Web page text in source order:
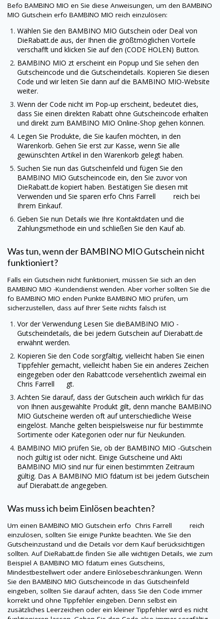
Befo BAMBINO MIO en Sie diese Anweisungen, um den BAMBINO
MIO Gutschein erfo BAMBINO MIO reich einzulösen:
Wählen Sie den BAMBINO MIO Gutschein oder Deal von
DieRabatt.de aus, der Ihnen die größtmöglichen Vorteile
verschafft und klicken Sie auf den (CODE HOLEN) Button.
BAMBINO MIO zt erscheint ein Popup und Sie sehen den
Gutscheincode und die Gutscheindetails. Kopieren Sie diesen
Code und wir leiten Sie dann auf die BAMBINO MIO-Website
weiter.
Wenn der Code nicht im Pop-up erscheint, bedeutet dies,
dass Sie einen direkten Rabatt ohne Gutscheincode erhalten
und direkt zum BAMBINO MIO Online-Shop gehen können.
Legen Sie Produkte, die Sie kaufen möchten, in den
Warenkorb. Gehen Sie erst zur Kasse, wenn Sie alle
gewünschten Artikel in den Warenkorb gelegt haben.
Suchen Sie nun das Gutscheinfeld und fügen Sie den
BAMBINO MIO Gutscheincode ein, den Sie zuvor von
DieRabatt.de kopiert haben. Bestätigen Sie diesen mit
Verwenden und Sie sparen erfo Chris Farrell reich bei
Ihrem Einkauf.
Geben Sie nun Details wie Ihre Kontaktdaten und die
Zahlungsmethode ein und schließen Sie den Kauf ab.
Was tun, wenn der BAMBINO MIOGutschein nicht
funktioniert?
Falls ein Gutschein nicht funktioniert, müssen Sie sich an den
BAMBINO MIO -Kundendienst wenden. Aber vorher sollten Sie die
fo BAMBINO MIO enden Punkte BAMBINO MIO prüfen, um
sicherzustellen, dass auf Ihrer Seite nichts falsch ist
Vor der Verwendung Lesen Sie dieBAMBINO MIO -
Gutscheindetails, die bei jedem Gutschein aufDierabatt.de
erwähnt werden.
Kopieren Sie den Code sorgfältig, vielleicht haben Sie einen
Tippfehler gemacht, vielleicht haben Sie ein anderes Zeichen
eingegeben oder den Rabattcode versehentlich zweimal ein
Chris Farrell gt.
Achten Sie darauf, dass der Gutschein auch wirklich für das
von Ihnen ausgewählte Produkt gilt, denn manche BAMBINO
MIO Gutscheine werden oft auf unterschiedliche Weise
eingelöst. Manche gelten beispielsweise nur für bestimmte
Sortimente oder Kategorien oder nur für Neukunden.
BAMBINO MIO prüfen Sie, ob der BAMBINO MIO -Gutschein
noch gültig ist oder nicht. Einige Gutscheine und Akti
BAMBINO MIO sind nur für einen bestimmten Zeitraum
gültig. Das A BAMBINO MIO fdatum ist bei jedem Gutschein
aufDierabatt.de angegeben.
Was muss ich beim Einlösen beachten?
Um einen BAMBINO MIO Gutschein erfo Chris Farrell reich
einzulösen, sollten Sie einige Punkte beachten. Wie Sie den
Gutscheinzustand und die Details vor dem Kauf berücksichtigen
sollten. AufDieRabatt.de finden Sie alle wichtigen Details, wie zum
Beispiel A BAMBINO MIO fdatum eines Gutscheins,
Mindestbestellwert oder andere Einlösebeschränkungen. Wenn
Sie den BAMBINO MIO Gutscheincode in das Gutscheinfeld
eingeben, sollten Sie darauf achten, dass Sie den Code immer
korrekt und ohne Tippfehler eingeben. Denn selbst ein
zusätzliches Leerzeichen oder ein kleiner Tippfehler wird es nicht